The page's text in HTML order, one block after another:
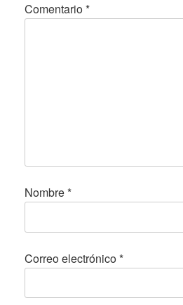
Comentario*
Nombre*
Correo electrónico*